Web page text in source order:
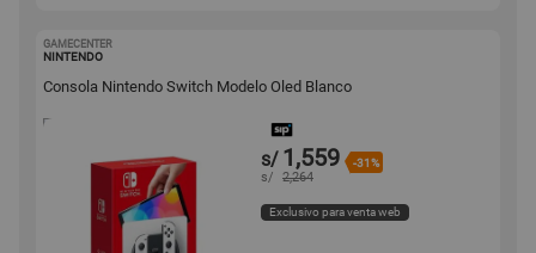
GAMECENTER
NINTENDO
Consola Nintendo Switch Modelo Oled Blanco
s/ 1,559 -31%
s/ 2,264
Exclusivo para venta web